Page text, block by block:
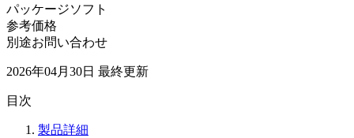
パッケージソフト
参考価格
別途お問い合わせ
2026年04月30日 最終更新
目次
製品詳細